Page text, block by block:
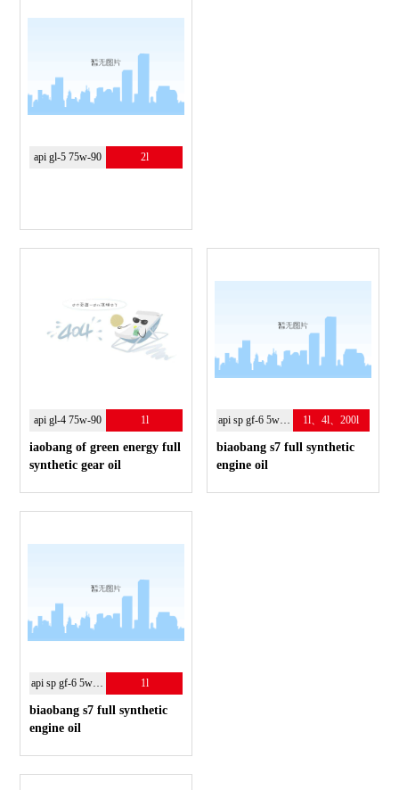
api gl-5 75w-90 2l
api gl-4 75w-90 1l
iaobang of green energy full
synthetic gear oil
api sp gf-6 5w-30 1l、4l、200l
biaobang s7 full synthetic
engine oil
api sp gf-6 5w-30 1l
biaobang s7 full synthetic
engine oil